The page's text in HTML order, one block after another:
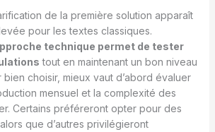
de la première solution apparaît
pour les textes classiques.
technique permet de tester
tout en maintenant un bon niveau
bien choisir, mieux vaut d’abord évaluer
mensuel et la complexité des
Certains préféreront opter pour des
que d’autres privilégieront